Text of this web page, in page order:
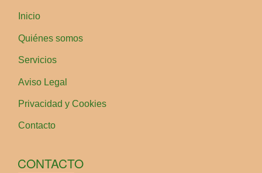
Inicio
Quiénes somos
Servicios
Aviso Legal
Privacidad y Cookies
Contacto
CONTACTO